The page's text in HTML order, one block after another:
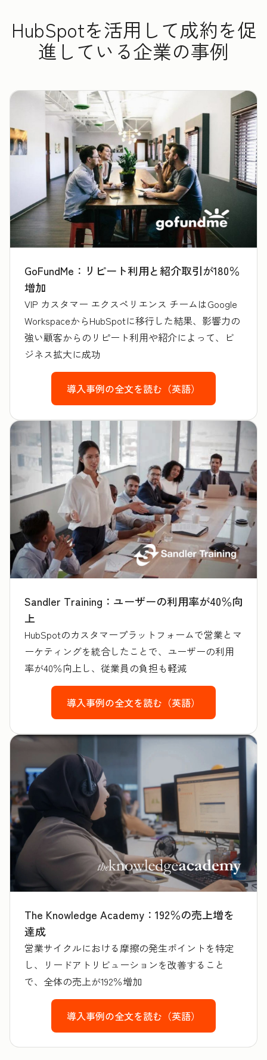
HubSpotを活用して成約を促
進している企業の事例
GoFundMe：リピート利用と紹介取引が180％
増加
VIP カスタマー エクスペリエンス チームはGoogle
WorkspaceからHubSpotに移行した結果、影響力の
強い顧客からのリピート利用や紹介によって、ビ
ジネス拡大に成功
導入事例の全文を読む（英語）
Sandler Training：ユーザーの利用率が40％向
上
HubSpotのカスタマープラットフォームで営業とマ
ーケティングを統合したことで、ユーザーの利用
率が40％向上し、従業員の負担も軽減
導入事例の全文を読む（英語）
The Knowledge Academy：192％の売上増を
達成
営業サイクルにおける摩擦の発生ポイントを特定
し、リードアトリビューションを改善すること
で、全体の売上が192％増加
導入事例の全文を読む（英語）